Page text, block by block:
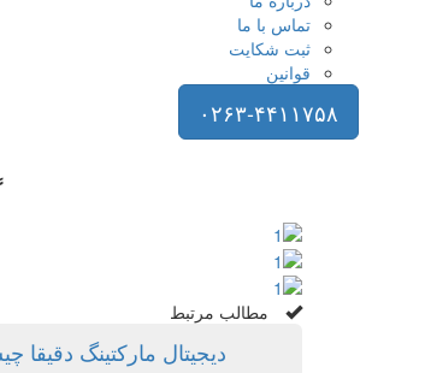
تماس با ما
ثبت شکایت
قوانین
۰۲۶۳-۴۴۱۱۷۵۸
مطالب مرتبط
دیجیتال مارکتینگ دقیقا